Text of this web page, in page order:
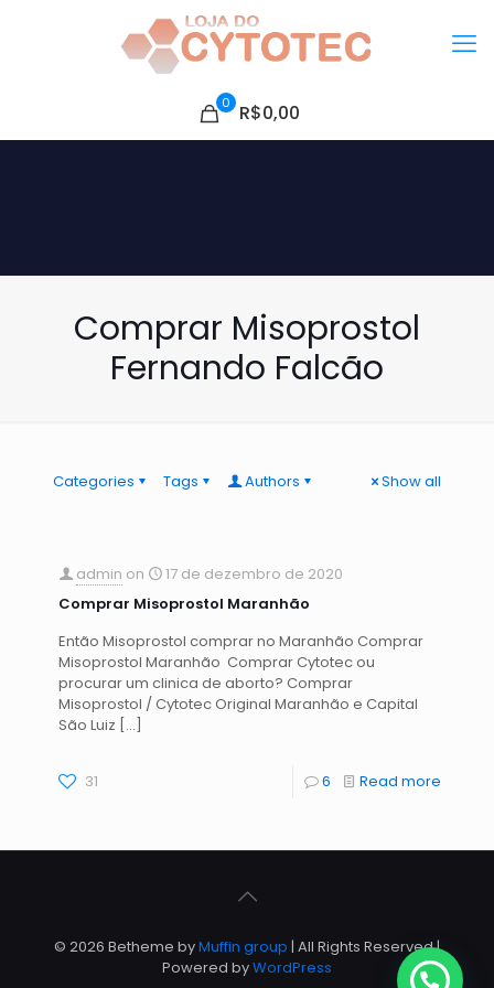
0 R$0,00
Comprar Misoprostol
Fernando Falcão
Categories Tags Authors Show all
admin on
17 de dezembro de 2020
Comprar Misoprostol Maranhão
Então Misoprostol comprar no Maranhão Comprar
Misoprostol Maranhão Comprar Cytotec ou
procurar um clinica de aborto? Comprar
Misoprostol / Cytotec Original Maranhão e Capital
São Luiz […]
31 6 Read more
© 2026 Betheme byMuffin group | All Rights Reserved |
Powered byWordPress